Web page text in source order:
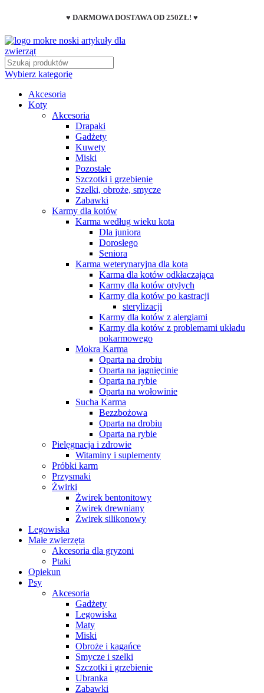
♥ DARMOWA DOSTAWA OD 250ZŁ! ♥
Wybierz kategorię
Akcesoria
Koty
Akcesoria
Drapaki
Gadżety
Kuwety
Miski
Pozostałe
Szczotki i grzebienie
Szelki, obroże, smycze
Zabawki
Karmy dla kotów
Karma według wieku kota
Dla juniora
Dorosłego
Seniora
Karma weterynaryjna dla kota
Karma dla kotów odkłaczająca
Karmy dla kotów otyłych
Karmy dla kotów po kastracji
sterylizacji
Karmy dla kotów z alergiami
Karmy dla kotów z problemami układu
pokarmowego
Mokra Karma
Oparta na drobiu
Oparta na jagnięcinie
Oparta na rybie
Oparta na wołowinie
Sucha Karma
Bezzbożowa
Oparta na drobiu
Oparta na rybie
Pielęgnacja i zdrowie
Witaminy i suplementy
Próbki karm
Przysmaki
Żwirki
Żwirek bentonitowy
Żwirek drewniany
Żwirek silikonowy
Legowiska
Małe zwierzęta
Akcesoria dla gryzoni
Ptaki
Opiekun
Psy
Akcesoria
Gadżety
Legowiska
Maty
Miski
Obroże i kagańce
Smycze i szelki
Szczotki i grzebienie
Ubranka
Zabawki